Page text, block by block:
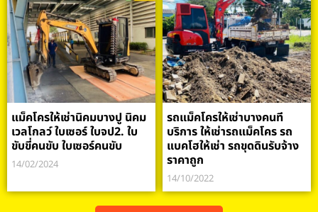
แม็คโครให้เช่านิคมบางปู นิคม
เวลโกลว์ ใบเซอร์ ใบจป2. ใบ
ขับขี่คนขับ ใบเซอร์คนขับ
14/02/2024
รถแม็คโครให้เช่าบางคนที
บริการ ให้เช่ารถแม็คโคร รถ
แบคโฮให้เช่า รถขุดดินรับจ้าง
ราคาถูก
14/10/2022